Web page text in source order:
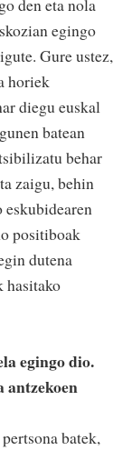
egingo
Gure ustez,
horiek
diegu euskal
batean
behar
zaigu, behin
positiboak
dutena
hasitako
egingo dio.
antzekoen
batek,